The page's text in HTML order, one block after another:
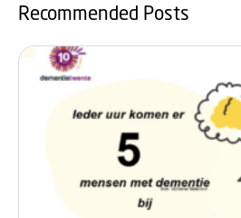
Recommended Posts